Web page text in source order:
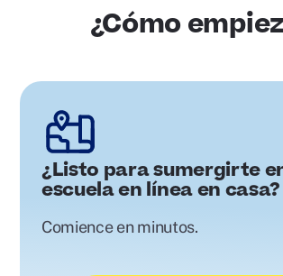
¿Cómo
¿Listo para sumergirte
escuela en línea en casa?
Comience en minutos.